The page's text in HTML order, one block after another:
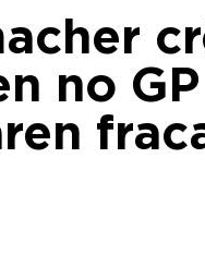
no